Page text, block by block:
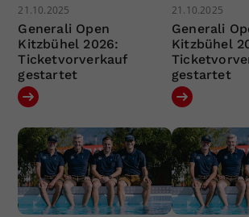
21.10.2025
Generali Open
Kitzbühel 2026:
Ticketvorverkauf
gestartet
21.10.2025
Generali
Kitzbühel
gestartet